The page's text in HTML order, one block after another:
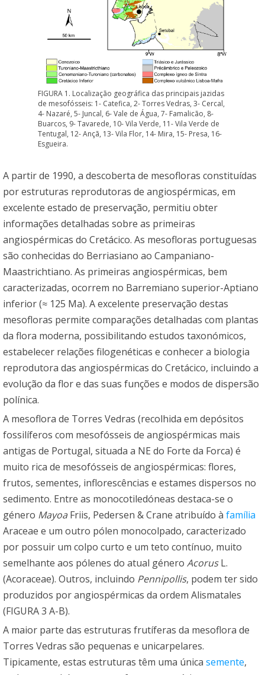
FIGURA 1. Localização geográfica das principais jazidas
de mesofósseis: 1- Catefica, 2- Torres Vedras, 3- Cercal,
4- Nazaré, 5- Juncal, 6- Vale de Água, 7- Famalicão, 8-
Buarcos, 9- Tavarede, 10- Vila Verde, 11- Vila Verde de
Tentugal, 12- Ançã, 13- Vila Flor, 14- Mira, 15- Presa, 16-
Esgueira.
A partir de 1990, a descoberta de mesofloras constituídas
por estruturas reprodutoras de angiospérmicas, em
excelente estado de preservação, permitiu obter
informações detalhadas sobre as primeiras
angiospérmicas do Cretácico. As mesofloras portuguesas
são conhecidas do Berriasiano ao Campaniano-
Maastrichtiano. As primeiras angiospérmicas, bem
caracterizadas, ocorrem no Barremiano superior-Aptiano
inferior (≈ 125 Ma). A excelente preservação destas
mesofloras permite comparações detalhadas com plantas
da flora moderna, possibilitando estudos taxonómicos,
estabelecer relações filogenéticas e conhecer a biologia
reprodutora das angiospérmicas do Cretácico, incluindo a
evolução da flor e das suas funções e modos de dispersão
polínica.
A mesoflora de Torres Vedras (recolhida em depósitos
fossilíferos com mesofósseis de angiospérmicas mais
antigas de Portugal, situada a NE do Forte da Forca) é
muito rica de mesofósseis de angiospérmicas: flores,
frutos, sementes, inflorescências e estames dispersos no
sedimento. Entre as monocotiledóneas destaca-se o
género Mayoa Friis, Pedersen & Crane atribuído à família
Araceae e um outro pólen monocolpado, caracterizado
por possuir um colpo curto e um teto contínuo, muito
semelhante aos pólenes do atual género AcorusL.
(Acoraceae). Outros, incluindo Pennipollis, podem ter sido
produzidos por angiospérmicas da ordem Alismatales
(FIGURA 3 A-B).
A maior parte das estruturas frutíferas da mesoflora de
Torres Vedras são pequenas e unicarpelares.
Tipicamente, estas estruturas têm uma única semente,